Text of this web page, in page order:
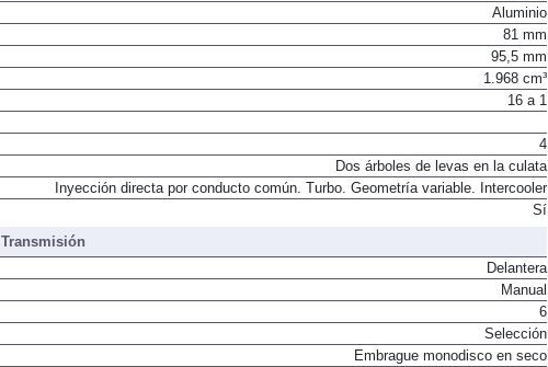
Aluminio
81 mm
95,5 mm
1.968 cm³
16 a 1
4
Dos árboles de levas en la culata
Inyección directa por conducto común. Turbo. Geometría variable. Intercooler
Sí
Transmisión
Delantera
Manual
6
Selección
Embrague monodisco en seco